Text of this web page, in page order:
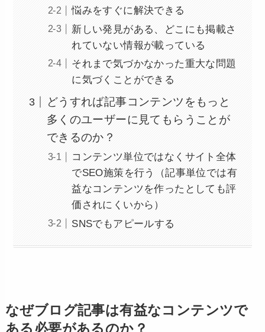
悩みをすぐに解決できる
新しい発見がある、どこにも掲載さ
れていない情報が載っている
それまで気づかなかった重大な問題
に気づくことができる
どうすれば記事コンテンツをもっと
多くのユーザーに見てもらうことが
できるのか？
コンテンツ単位ではなくサイト全体
でSEO施策を行う（記事単位では有
益なコンテンツを作ったとしても評
価されにくいから）
SNSでもアピールする
なぜブログ記事は有益なコンテンツで
ある必要があるのか？